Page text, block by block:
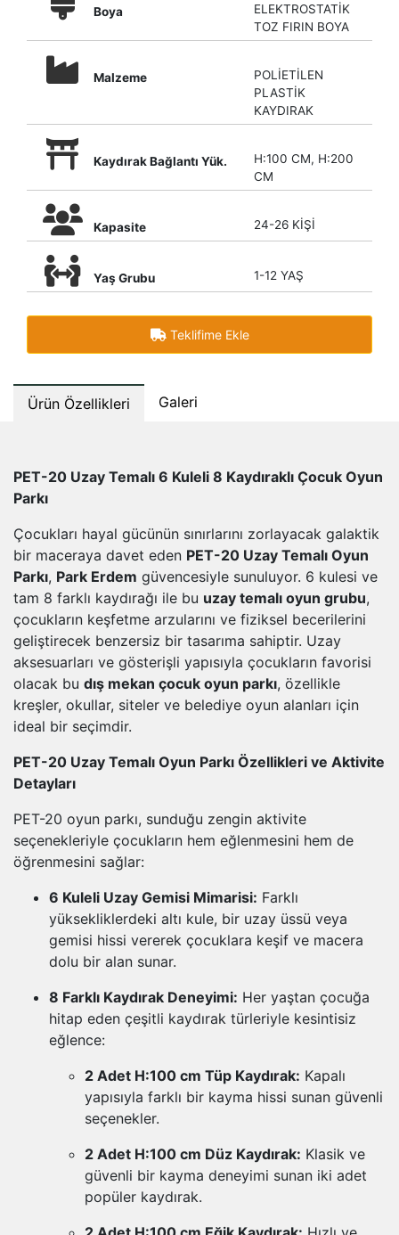
Boya
ELEKTROSTATİK
TOZ FIRIN BOYA
Malzeme
POLİETİLEN
PLASTİK
KAYDIRAK
Kaydırak Bağlantı Yük.
H:100 CM, H:200
CM
Kapasite 24-26 KİŞİ
Yaş Grubu 1-12 YAŞ
Teklifime Ekle
Ürün Özellikleri Galeri
PET-20 Uzay Temalı 6 Kuleli 8 Kaydıraklı Çocuk Oyun
Parkı
Çocukları hayal gücünün sınırlarını zorlayacak galaktik
bir maceraya davet eden PET-20 Uzay Temalı Oyun
Parkı, Park Erdem güvencesiyle sunuluyor. 6 kulesi ve
tam 8 farklı kaydırağı ile bu uzay temalı oyun grubu,
çocukların keşfetme arzularını ve fiziksel becerilerini
geliştirecek benzersiz bir tasarıma sahiptir. Uzay
aksesuarları ve gösterişli yapısıyla çocukların favorisi
olacak bu dış mekan çocuk oyun parkı, özellikle
kreşler, okullar, siteler ve belediye oyun alanları için
ideal bir seçimdir.
PET-20 Uzay Temalı Oyun Parkı Özellikleri ve Aktivite
Detayları
PET-20 oyun parkı, sunduğu zengin aktivite
seçenekleriyle çocukların hem eğlenmesini hem de
öğrenmesini sağlar:
6 Kuleli Uzay Gemisi Mimarisi: Farklı
yüksekliklerdeki altı kule, bir uzay üssü veya
gemisi hissi vererek çocuklara keşif ve macera
dolu bir alan sunar.
8 Farklı Kaydırak Deneyimi: Her yaştan çocuğa
hitap eden çeşitli kaydırak türleriyle kesintisiz
eğlence:
2 Adet H:100 cm Tüp Kaydırak: Kapalı
yapısıyla farklı bir kayma hissi sunan güvenli
seçenekler.
2 Adet H:100 cm Düz Kaydırak: Klasik ve
güvenli bir kayma deneyimi sunan iki adet
popüler kaydırak.